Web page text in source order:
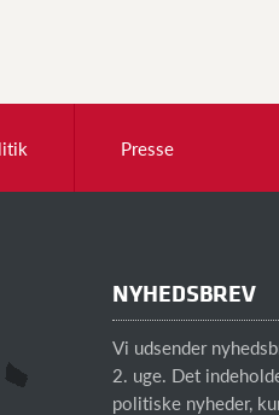
Presse
NYHEDSBREV
Vi udsender
2. uge. Det
politiske nyheder,